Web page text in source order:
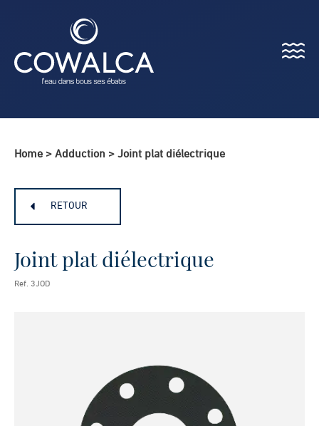
Menu
Home > Adduction > Joint plat diélectrique
RETOUR
Joint plat diélectrique
Ref. 3JOD